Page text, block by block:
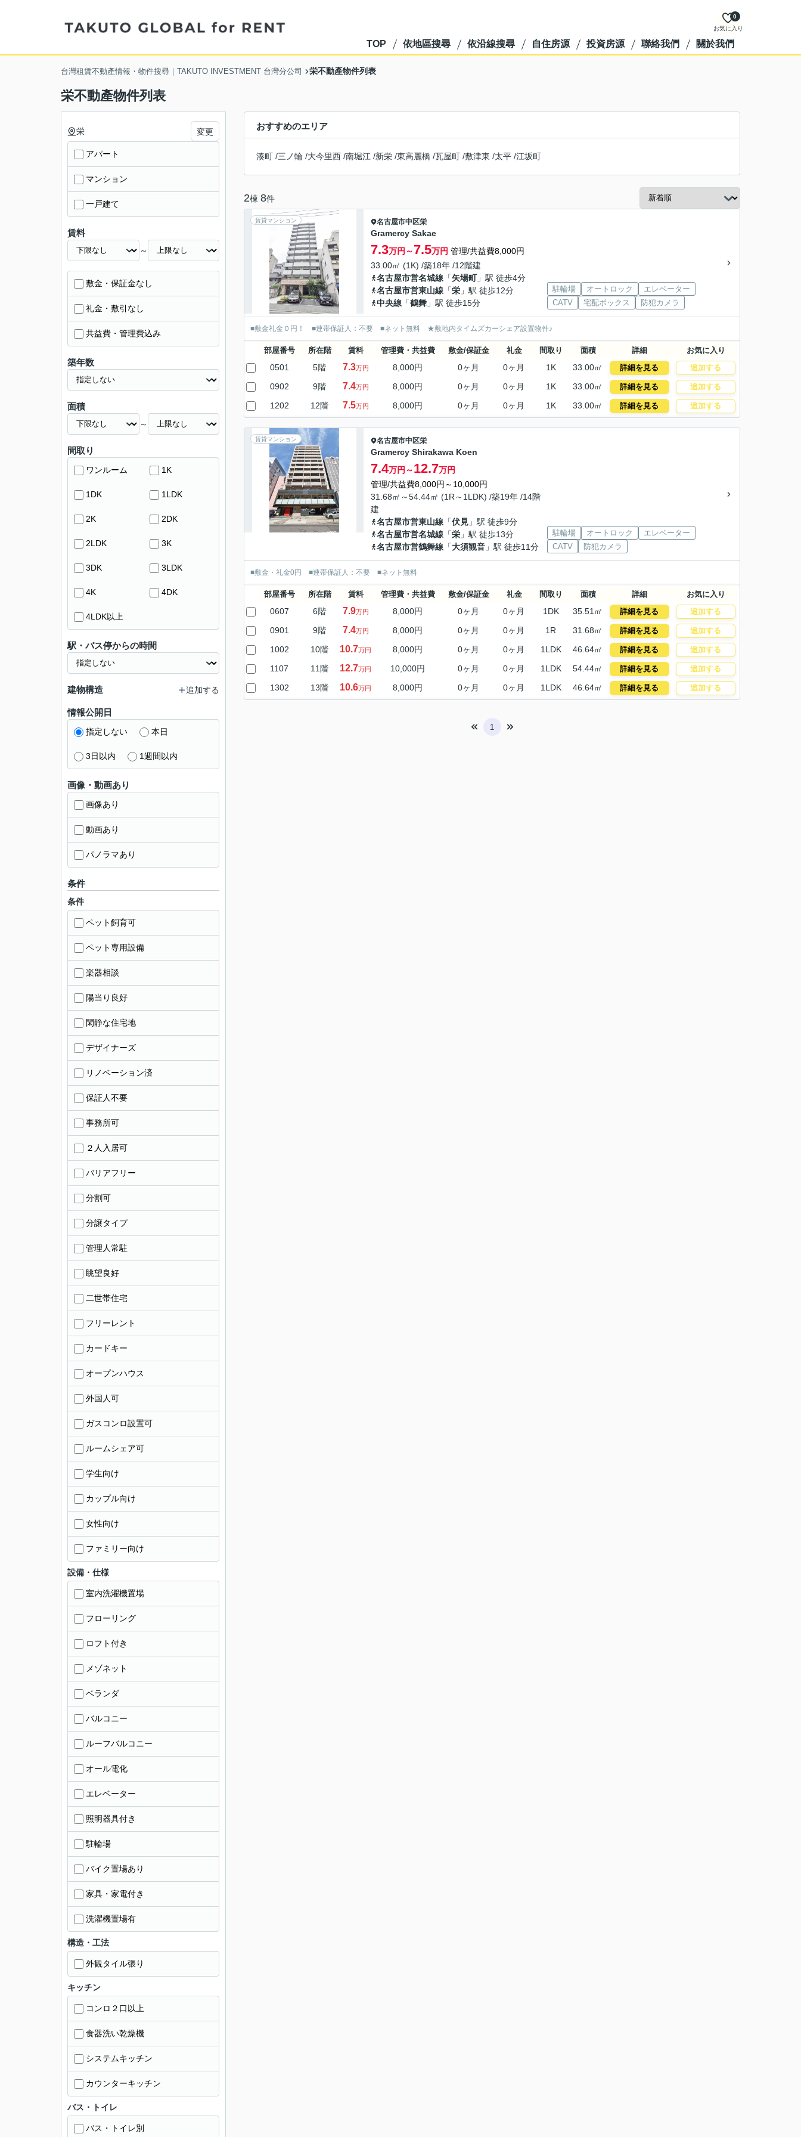
お気に入り
0
TOP 依地區搜尋 依沿線搜尋 自住房源 投資房源 聯絡我們 關於我們
台灣租賃不動產情報・物件搜尋｜TAKUTO INVESTMENT 台灣分公司 栄不動產物件列表
栄不動產物件列表
おすすめのエリア
湊町 /三ノ輪 /大今里西 /南堀江 /新栄 /東高麗橋 /瓦屋町 /敷津東 /太平 /江坂町
2棟 8件
賃貸マンション 名古屋市中区栄
Gramercy Sakae
7.3万円～7.5万円 管理/共益費8,000円
33.00㎡ (1K) /築18年 /12階建
名古屋市営名城線 「矢場町」駅 徒歩4分
名古屋市営東山線 「栄 」駅 徒歩12分
中央線 「鶴舞 」駅 徒歩15分
駐輪場 オートロック
エレベーター
CATV
宅配ボックス 防犯カメラ
■敷金礼金０円！ ■連帯保証人：不要 ■ネット無料 ★敷地内タイムズカーシェア設置物件♪
部屋番号 所在階 賃料 管理費・共益費 敷金/保証金 礼金 間取り 面積 詳細 お気に入り
0501 5階 7.3万円 8,000円 0ヶ月 0ヶ月 1K 33.00㎡ 詳細を見る 追加する
0902 9階 7.4万円 8,000円 0ヶ月 0ヶ月 1K 33.00㎡ 詳細を見る 追加する
1202 12階 7.5万円 8,000円 0ヶ月 0ヶ月 1K 33.00㎡ 詳細を見る 追加する
賃貸マンション 名古屋市中区栄
Gramercy Shirakawa Koen
7.4万円～12.7万円
管理/共益費8,000円～10,000円
31.68㎡～54.44㎡ (1R～1LDK) /築19年 /14階
建
名古屋市営東山線 「伏見 」駅 徒歩9分
名古屋市営名城線 「栄 」駅 徒歩13分
名古屋市営鶴舞線 「大須観音 」駅 徒歩11分
駐輪場 オートロック
エレベーター
CATV
防犯カメラ
■敷金・礼金0円 ■連帯保証人：不要 ■ネット無料
部屋番号 所在階 賃料 管理費・共益費 敷金/保証金 礼金 間取り 面積 詳細 お気に入り
0607 6階 7.9万円 8,000円 0ヶ月 0ヶ月 1DK 35.51㎡ 詳細を見る 追加する
0901 9階 7.4万円 8,000円 0ヶ月 0ヶ月 1R 31.68㎡ 詳細を見る 追加する
1002 10階 10.7万円 8,000円 0ヶ月 0ヶ月 1LDK 46.64㎡ 詳細を見る 追加する
1107 11階 12.7万円 10,000円 0ヶ月 0ヶ月 1LDK 54.44㎡ 詳細を見る 追加する
1302 13階 10.6万円 8,000円 0ヶ月 0ヶ月 1LDK 46.64㎡ 詳細を見る 追加する
1
栄 変更
アパート
マンション
一戸建て
賃料
～
敷金・保証金なし
礼金・敷引なし
共益費・管理費込み
築年数
面積
～
間取り
ワンルーム 1K
1DK 1LDK
2K 2DK
2LDK 3K
3DK 3LDK
4K 4DK
4LDK以上
駅・バス停からの時間
建物構造 追加する
情報公開日
指定しない 本日
3日以内 1週間以内
画像・動画あり
画像あり
動画あり
パノラマあり
条件
条件
ペット飼育可
ペット専用設備
楽器相談
陽当り良好
閑静な住宅地
デザイナーズ
リノベーション済
保証人不要
事務所可
２人入居可
バリアフリー
分割可
分譲タイプ
管理人常駐
眺望良好
二世帯住宅
フリーレント
カードキー
オープンハウス
外国人可
ガスコンロ設置可
ルームシェア可
学生向け
カップル向け
女性向け
ファミリー向け
設備・仕様
室内洗濯機置場
フローリング
ロフト付き
メゾネット
ベランダ
バルコニー
ルーフバルコニー
オール電化
エレベーター
照明器具付き
駐輪場
バイク置場あり
家具・家電付き
洗濯機置場有
構造・工法
外観タイル張り
キッチン
コンロ２口以上
食器洗い乾燥機
システムキッチン
カウンターキッチン
バス・トイレ
バス・トイレ別